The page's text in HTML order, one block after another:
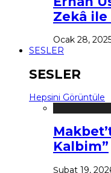
Zekâ ile
Ocak 28,
SESLER
SESLER
Hepsini Görüntüle
Kalbim”
Şubat 19,